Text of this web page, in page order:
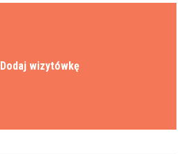
Dodaj wizytówkę